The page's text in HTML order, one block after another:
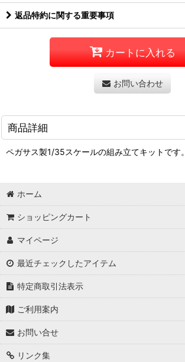
返品特約に関する重要事項
カートに入れる
お問い合わせ
商品詳細
ペガサス製1/35スケールの組み立てキットです。
ホーム
ショッピングカート
マイページ
最近チェックしたアイテム
特定商取引法表示
ご利用案内
お問い合せ
リンク集